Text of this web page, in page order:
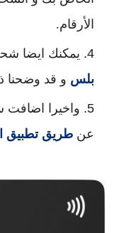
الأرقام.
يمكنك ايضا
بلس و قد وضحنا
واخيرا اضافت
عن طريق تطبيق